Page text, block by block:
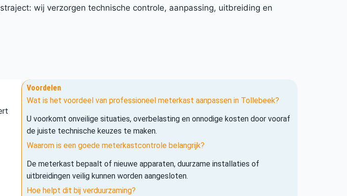
wij verzorgen technische controle, aanpassing, uitbreiding en
Voordelen
Wat is het voordeel van professioneel meterkast aanpassen in Tollebeek?
U voorkomt onveilige situaties, overbelasting en onnodige kosten door vooraf
de juiste technische keuzes te maken.
Waarom is een goede meterkastcontrole belangrijk?
De meterkast bepaalt of nieuwe apparaten, duurzame installaties of
uitbreidingen veilig kunnen worden aangesloten.
Hoe helpt dit bij verduurzaming?